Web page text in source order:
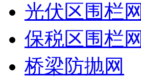
光伏区围栏网
保税区围栏网
桥梁防抛网